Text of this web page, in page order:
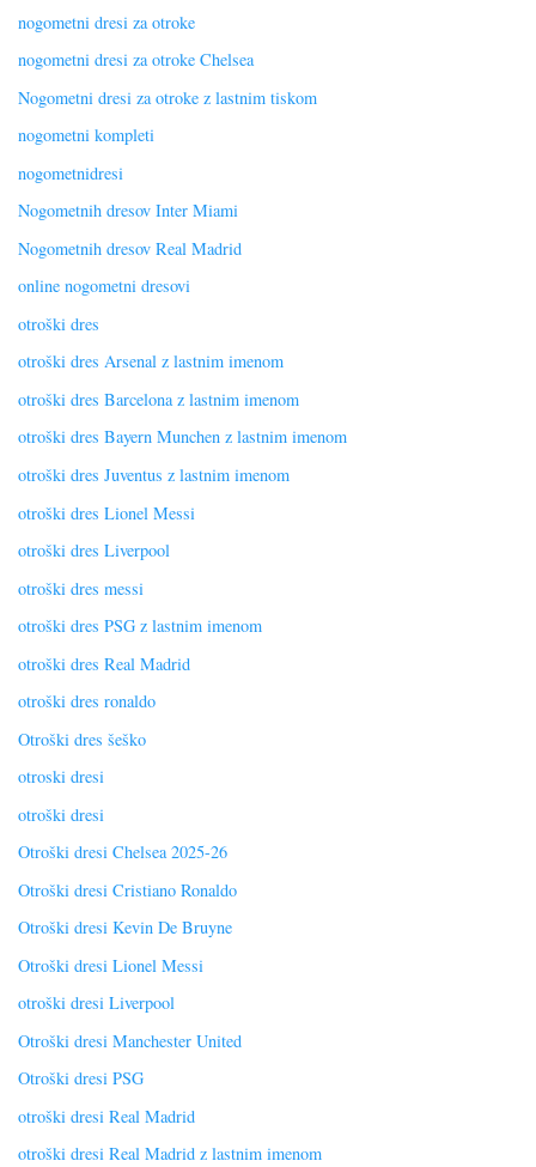
nogometni dresi za otroke
nogometni dresi za otroke Chelsea
Nogometni dresi za otroke z lastnim tiskom
nogometni kompleti
nogometnidresi
Nogometnih dresov Inter Miami
Nogometnih dresov Real Madrid
online nogometni dresovi
otroški dres
otroški dres Arsenal z lastnim imenom
otroški dres Barcelona z lastnim imenom
otroški dres Bayern Munchen z lastnim imenom
otroški dres Juventus z lastnim imenom
otroški dres Lionel Messi
otroški dres Liverpool
otroški dres messi
otroški dres PSG z lastnim imenom
otroški dres Real Madrid
otroški dres ronaldo
Otroški dres šeško
otroski dresi
otroški dresi
Otroški dresi Chelsea 2025-26
Otroški dresi Cristiano Ronaldo
Otroški dresi Kevin De Bruyne
Otroški dresi Lionel Messi
otroški dresi Liverpool
Otroški dresi Manchester United
Otroški dresi PSG
otroški dresi Real Madrid
otroški dresi Real Madrid z lastnim imenom